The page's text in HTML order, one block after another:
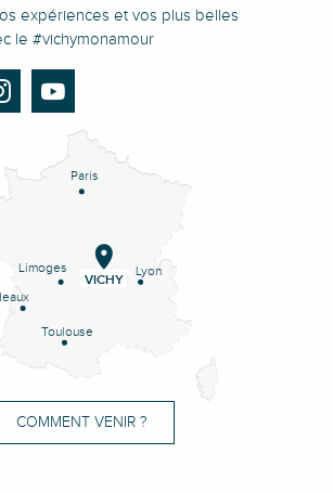
expériences et vos plus belles
le #vichymonamour
Paris
Lyon
Limoges
Toulouse
VICHY
COMMENT VENIR ?